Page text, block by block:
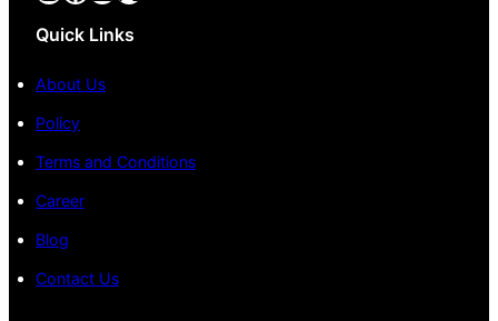
Quick Links
About Us
Policy
Terms and Conditions
Career
Blog
Contact Us